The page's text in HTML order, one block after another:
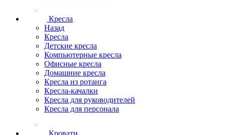
Кресла
Назад
Кресла
Детские кресла
Компьютерные кресла
Офисные кресла
Домашние кресла
Кресла из ротанга
Кресла-качалки
Кресла для руководителей
Кресла для персонала
Кровати